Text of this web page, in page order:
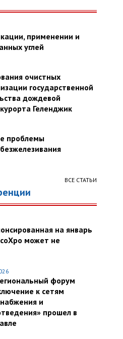
применении и
углей
очистных
государственной
дождевой
Геленджик
проблемы
ВСЕ СТАТЬИ
на январь
может не
форум
к сетям
и
прошел в